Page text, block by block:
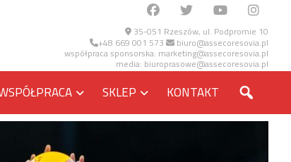
35-051 Rzeszów, ul. Podpromie 10
+48 669 001 573 biuro@assecoresovia.pl
współpraca sponsorska: marketing@assecoresovia.pl
media: biuroprasowe@assecoresovia.pl
SKLEP KONTAKT